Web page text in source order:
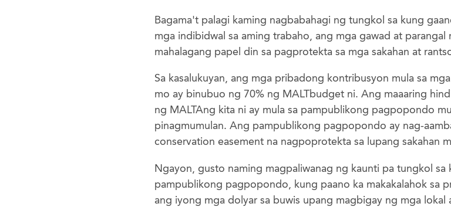
Bagama't palagi kaming nagbabahagi ng tungkol sa kung
mga indibidwal sa aming trabaho, ang mga gawad at
mahalagang papel din sa pagprotekta sa mga sakahan at
Sa kasalukuyan, ang mga pribadong kontribusyon mula sa
mo ay binubuo ng 70% ng MALTbudget ni. Ang maaaring
ng MALTAng kita ni ay mula sa pampublikong pagpopondo
pinagmumulan. Ang pampublikong pagpopondo ay nag-
conservation easement na nagpoprotekta sa lupang sakahan
Ngayon, gusto naming magpaliwanag ng kaunti pa tungkol sa
pampublikong pagpopondo, kung paano ka makakalahok sa
ang iyong mga dolyar sa buwis upang magbigay ng mga